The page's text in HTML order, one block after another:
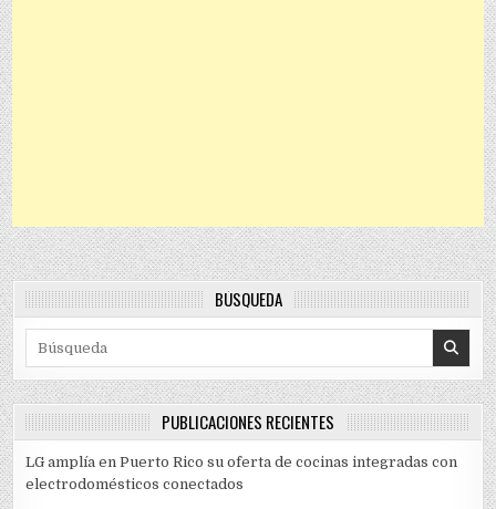
BÚSQUEDA
PUBLICACIONES RECIENTES
LG amplía en Puerto Rico su oferta de cocinas integradas con
electrodomésticos conectados